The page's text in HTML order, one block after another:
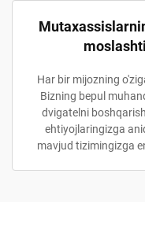
Har bir mijozning
Bizning bepul
dvigatelni
ehtiyojlaringizga
mavjud tizimingizga